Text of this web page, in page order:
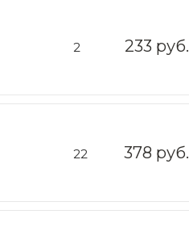
2 233 руб.
22 378 руб.